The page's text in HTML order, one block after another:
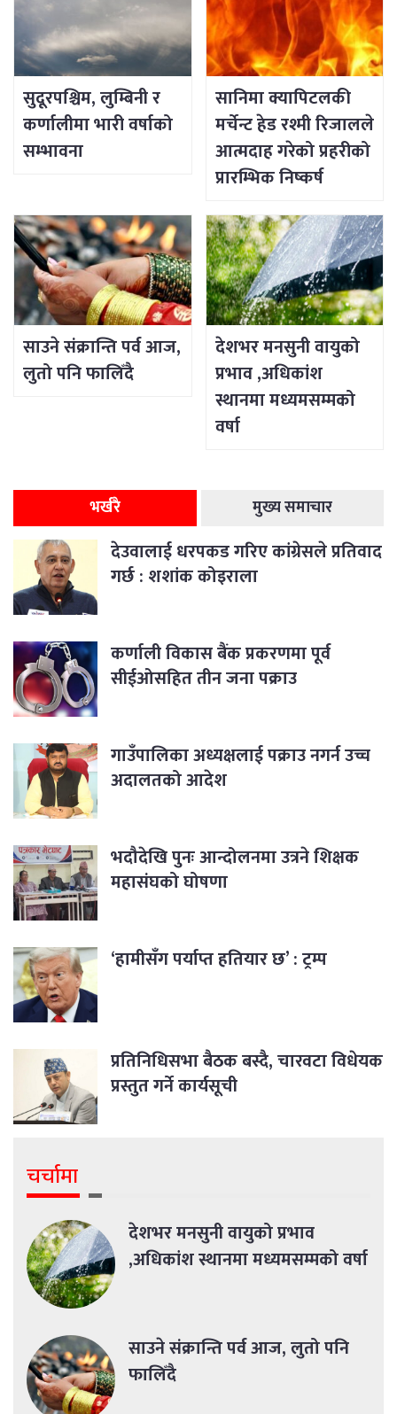
सुदूरपश्चिम, लुम्बिनी र
कर्णालीमा भारी वर्षाको
सम्भावना
सानिमा क्यापिटलकी
मर्चेन्ट हेड रश्मी रिजालले
आत्मदाह गरेको प्रहरीको
प्रारम्भिक निष्कर्ष
साउने संक्रान्ति पर्व आज,
लुतो पनि फालिँदै
देशभर मनसुनी वायुको
प्रभाव ,अधिकांश
स्थानमा मध्यमसम्मको
वर्षा
भर्खरै मुख्य समाचार
देउवालाई धरपकड गरिए कांग्रेसले प्रतिवाद
गर्छ : शशांक कोइराला
कर्णाली विकास बैंक प्रकरणमा पूर्व
सीईओसहित तीन जना पक्राउ
गाउँपालिका अध्यक्षलाई पक्राउ नगर्न उच्च
अदालतको आदेश
भदौदेखि पुनः आन्दोलनमा उत्रने शिक्षक
महासंघको घोषणा
‘हामीसँग पर्याप्त हतियार छ’ : ट्रम्प
प्रतिनिधिसभा बैठक बस्दै, चारवटा विधेयक
प्रस्तुत गर्ने कार्यसूची
चर्चामा
देशभर मनसुनी वायुको प्रभाव
,अधिकांश स्थानमा मध्यमसम्मको वर्षा
साउने संक्रान्ति पर्व आज, लुतो पनि
फालिँदै